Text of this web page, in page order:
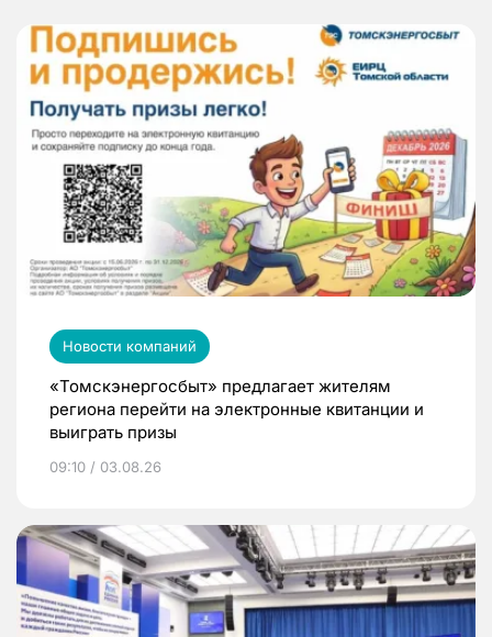
Новости компаний
«Томскэнергосбыт» предлагает жителям
региона перейти на электронные квитанции и
выиграть призы
09:10 / 03.08.26